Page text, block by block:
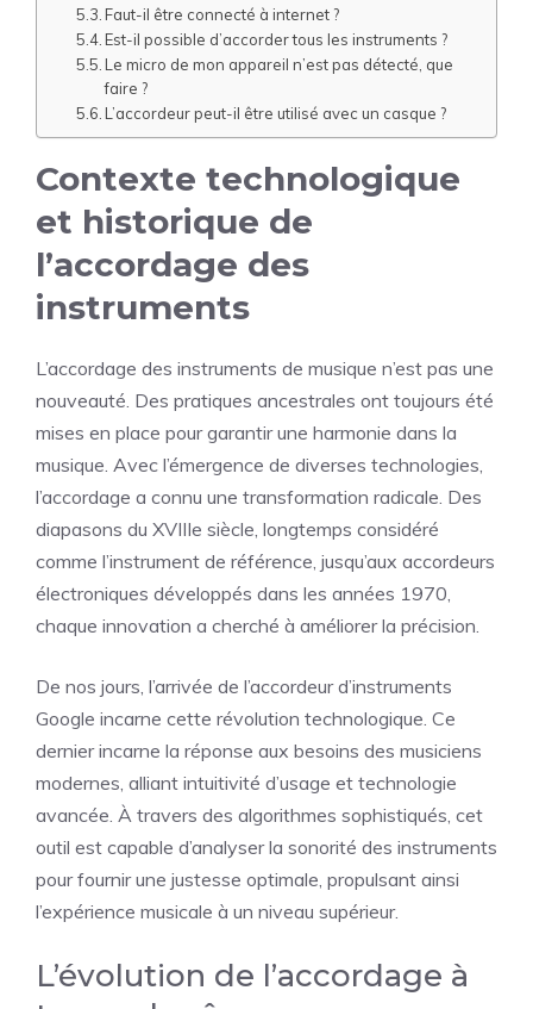
Faut-il être connecté à internet ?
Est-il possible d’accorder tous les instruments ?
Le micro de mon appareil n’est pas détecté, que
faire ?
L’accordeur peut-il être utilisé avec un casque ?
Contexte technologique
et historique de
l’accordage des
instruments
L’accordage des instruments de musique n’est pas une
nouveauté. Des pratiques ancestrales ont toujours été
mises en place pour garantir une harmonie dans la
musique. Avec l’émergence de diverses technologies,
l’accordage a connu une transformation radicale. Des
diapasons du XVIIIe siècle, longtemps considéré
comme l’instrument de référence, jusqu’aux accordeurs
électroniques développés dans les années 1970,
chaque innovation a cherché à améliorer la précision.
De nos jours, l’arrivée de l’accordeur d’instruments
Google incarne cette révolution technologique. Ce
dernier incarne la réponse aux besoins des musiciens
modernes, alliant intuitivité d’usage et technologie
avancée. À travers des algorithmes sophistiqués, cet
outil est capable d’analyser la sonorité des instruments
pour fournir une justesse optimale, propulsant ainsi
l’expérience musicale à un niveau supérieur.
L’évolution de l’accordage à